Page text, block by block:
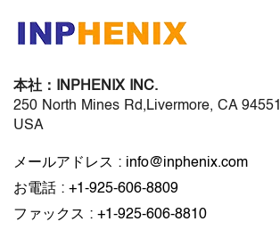
本社： INPHENIX INC.
250 North Mines Rd,Livermore, CA 94551
USA
メールアドレス : info@inphenix.com
お電話 : +1-925-606-8809
ファックス : +1-925-606-8810